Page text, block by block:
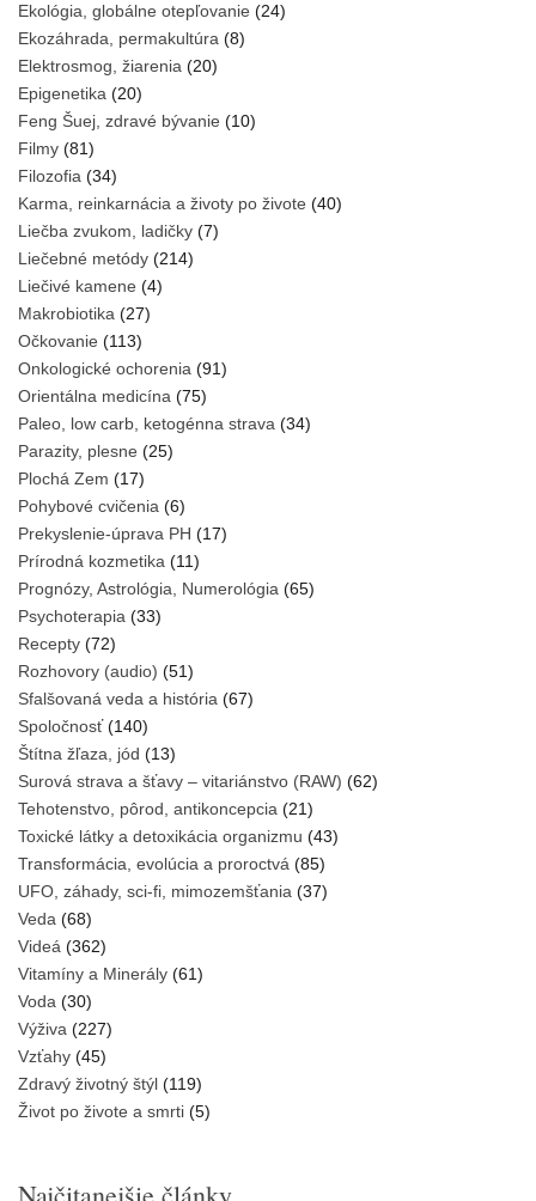
Ekológia, globálne otepľovanie (24)
Ekozáhrada, permakultúra (8)
Elektrosmog, žiarenia (20)
Epigenetika (20)
Feng Šuej, zdravé bývanie (10)
Filmy (81)
Filozofia (34)
Karma, reinkarnácia a životy po živote (40)
Liečba zvukom, ladičky (7)
Liečebné metódy (214)
Liečivé kamene (4)
Makrobiotika (27)
Očkovanie (113)
Onkologické ochorenia (91)
Orientálna medicína (75)
Paleo, low carb, ketogénna strava (34)
Parazity, plesne (25)
Plochá Zem (17)
Pohybové cvičenia (6)
Prekyslenie-úprava PH (17)
Prírodná kozmetika (11)
Prognózy, Astrológia, Numerológia (65)
Psychoterapia (33)
Recepty (72)
Rozhovory (audio) (51)
Sfalšovaná veda a história (67)
Spoločnosť(140)
Štítna žľaza, jód (13)
Surová strava a šťavy – vitariánstvo (RAW) (62)
Tehotenstvo, pôrod, antikoncepcia (21)
Toxické látky a detoxikácia organizmu (43)
Transformácia, evolúcia a proroctvá (85)
UFO, záhady, sci-fi, mimozemšťania (37)
Veda (68)
Videá (362)
Vitamíny a Minerály (61)
Voda (30)
Výživa (227)
Vzťahy (45)
Zdravý životný štýl (119)
Život po živote a smrti (5)